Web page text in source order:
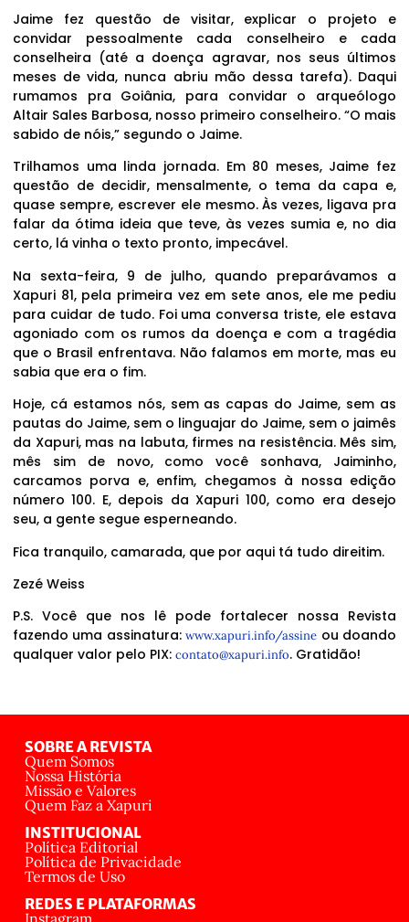
Jaime fez questão de visitar, explicar o projeto e
convidar pessoalmente cada conselheiro e cada
conselheira (até a doença agravar, nos seus últimos
meses de vida, nunca abriu mão dessa tarefa). Daqui
rumamos pra Goiânia, para convidar o arqueólogo
Altair Sales Barbosa, nosso primeiro conselheiro. “O mais
sabido de nóis,” segundo o Jaime.
Trilhamos uma linda jornada. Em 80 meses, Jaime fez
questão de decidir, mensalmente, o tema da capa e,
quase sempre, escrever ele mesmo. Às vezes, ligava pra
falar da ótima ideia que teve, às vezes sumia e, no dia
certo, lá vinha o texto pronto, impecável.
Na sexta-feira, 9 de julho, quando preparávamos a
Xapuri 81, pela primeira vez em sete anos, ele me pediu
para cuidar de tudo. Foi uma conversa triste, ele estava
agoniado com os rumos da doença e com a tragédia
que o Brasil enfrentava. Não falamos em morte, mas eu
sabia que era o fim.
Hoje, cá estamos nós, sem as capas do Jaime, sem as
pautas do Jaime, sem o linguajar do Jaime, sem o jaimês
da Xapuri, mas na labuta, firmes na resistência. Mês sim,
mês sim de novo, como você sonhava, Jaiminho,
carcamos porva e, enfim, chegamos à nossa edição
número 100. E, depois da Xapuri 100, como era desejo
seu, a gente segue esperneando.
Fica tranquilo, camarada, que por aqui tá tudo direitim.
Zezé Weiss
P.S. Você que nos lê pode fortalecer nossa Revista
fazendo uma assinatura:www.xapuri.info/assine ou doando
qualquer valor pelo PIX: contato@xapuri.info. Gratidão!
SOBRE A REVISTA
Quem Somos
Nossa História
Missão e Valores
Quem Faz a Xapuri
INSTITUCIONAL
Política Editorial
Política de Privacidade
Termos de Uso
REDES E PLATAFORMAS
Instagram